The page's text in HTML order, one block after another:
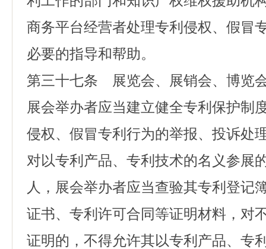
商务平台经营者处理专利侵权、假冒
必要的指导和帮助。
第三十七条 展览会、展销会、博览
展会举办者应当建立健全专利保护制
侵权、假冒专利行为的举报、投诉处
对以专利产品、专利技术的名义参展
人，展会举办者应当查验其专利登记
证书、专利许可合同等证明材料，对
证明的，不得允许其以专利产品、专